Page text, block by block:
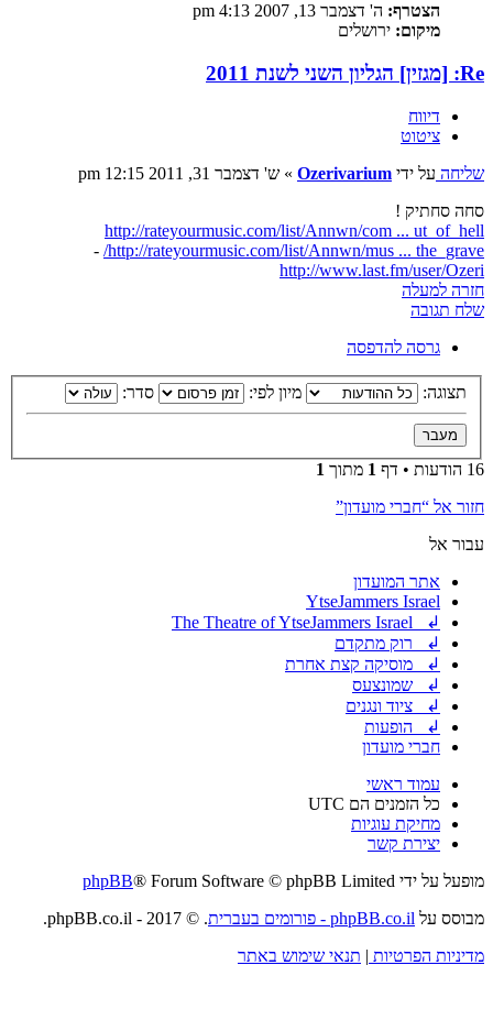
הצטרף: ה' דצמבר 13, 2007 4:13 pm
מיקום: ירושלים
Re: [מגזין] הגליון השני לשנת 2011
דיווח
ציטוט
שליחה על ידי Ozerivarium
» ש' דצמבר 31, 2011 12:15 pm
סחה סחתיק !
http://rateyourmusic.com/list/Annwn/com ... ut_of_hell
http://rateyourmusic.com/list/Annwn/mus ... the_grave/
-
http://www.last.fm/user/Ozeri
חזרה למעלה
שלח תגובה
גרסה להדפסה
תצוגה: מיון לפי: סדר:
16 הודעות • דף 1 מתוך 1
חזור אל “חברי מועדון”
עבור אל
אתר המועדון
YtseJammers Israel
↲ The Theatre of YtseJammers Israel
↲ רוק מתקדם
↲ מוסיקה קצת אחרת
↲ שמונצעס
↲ ציוד ונגנים
↲ הופעות
חברי מועדון
עמוד ראשי
כל הזמנים הם UTC
מחיקת עוגיות
יצירת קשר
מופעל על ידי
phpBB® Forum Software © phpBB Limited
מבוסס על phpBB.co.il - פורומים בעברית
. © 2017 - phpBB.co.il.
מדיניות הפרטיות | תנאי שימוש באתר